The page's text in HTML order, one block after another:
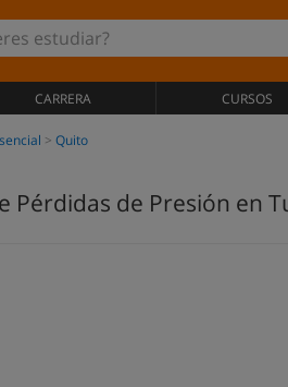
CARRERA CURSOS
Quito
Pérdidas de Presión en